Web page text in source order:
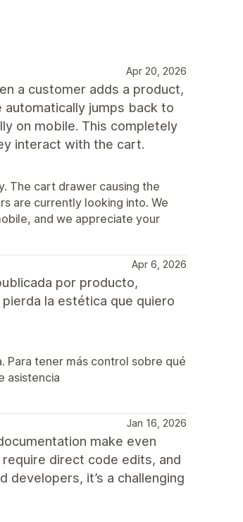
Apr 20, 2026
a customer adds a product,
jumps back to
on mobile. This completely
interact with the cart.
The cart drawer causing the
are currently looking into. We
and we appreciate your
Apr 6, 2026
por producto,
la estética que quiero
Para tener más control sobre qué
asistencia
Jan 16, 2026
make even
direct code edits, and
it’s a challenging